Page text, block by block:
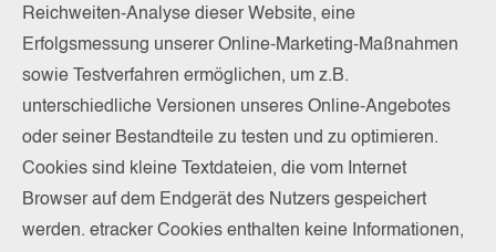
Reichweiten-Analyse dieser Website, eine
Erfolgsmessung unserer Online-Marketing-Maßnahmen
sowie Testverfahren ermöglichen, um z.B.
unterschiedliche Versionen unseres Online-Angebotes
oder seiner Bestandteile zu testen und zu optimieren.
Cookies sind kleine Textdateien, die vom Internet
Browser auf dem Endgerät des Nutzers gespeichert
werden. etracker Cookies enthalten keine Informationen,